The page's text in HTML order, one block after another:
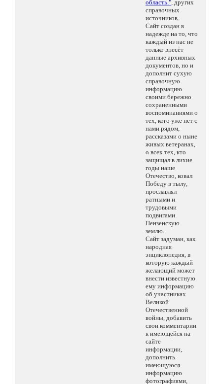
область.", других
справочных
источников.
Сайт создан в
надежде на то, что
каждый из нас не
только внесёт
данные архивных
документов, но и
дополнит сухую
справочную
информацию
своими бережно
сохраненными
воспоминаниями о
тех, кого уже нет с
нами рядом,
рассказами о ныне
живых ветеранах,
о всех тех, кто
защищал в лихие
годы наше
Отечество, ковал
Победу в тылу,
прославлял
ратными и
трудовыми
подвигами
Пензенскую
землю.
Сайт задуман, как
народная
энциклопедия, в
которую каждый
желающий может
внести известную
ему информацию
об участниках
Великой
Отечественной
войны, добавить
свои комментарии
к имеющейся на
сайте
информации,
дополнить
имеющуюся
информацию
фотографиями,